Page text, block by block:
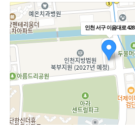
인천 서구 이음대로 428